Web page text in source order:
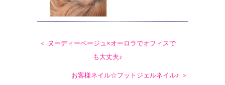
＜ ヌーディーベージュ×オーロラでオフィスで
も大丈夫♪
お客様ネイル☆フットジェルネイル♪ ＞